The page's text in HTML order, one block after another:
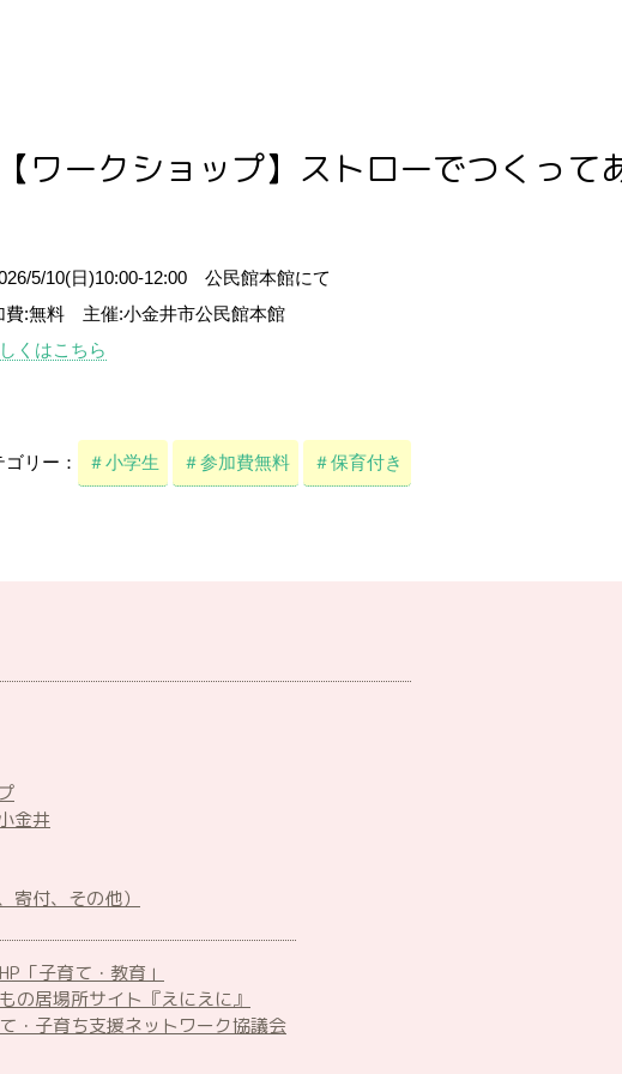
【ワークショップ】ストローでつくって
5/10(日)10:00-12:00 公民館本館にて
費:無料 主催:小金井市公民館本館
くはこちら
ゴリー： ＃小学生 ＃参加費無料 ＃保育付き
金井
寄付、その他）
「子育て・教育」
の居場所サイト『えにえに』
・子育ち支援ネットワーク協議会